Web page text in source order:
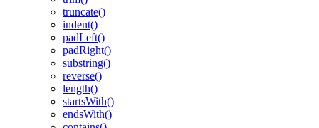
truncate()
indent()
padLeft()
padRight()
substring()
reverse()
length()
startsWith()
endsWith()